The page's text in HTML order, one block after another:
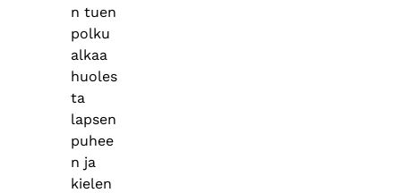
n tuen
polku
alkaa
huoles
ta
lapsen
puhee
n ja
kielen